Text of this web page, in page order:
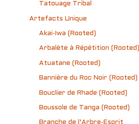
Tatouage Tribal
Artefacts Unique
Akai-Iwa (Rooted)
Arbalète à Répétition (Rooted)
Atuatane (Rooted)
Bannière du Roc Noir (Rooted)
Bouclier de Rhade (Rooted)
Boussole de Tanga (Rooted)
Branche de l’Arbre-Esprit